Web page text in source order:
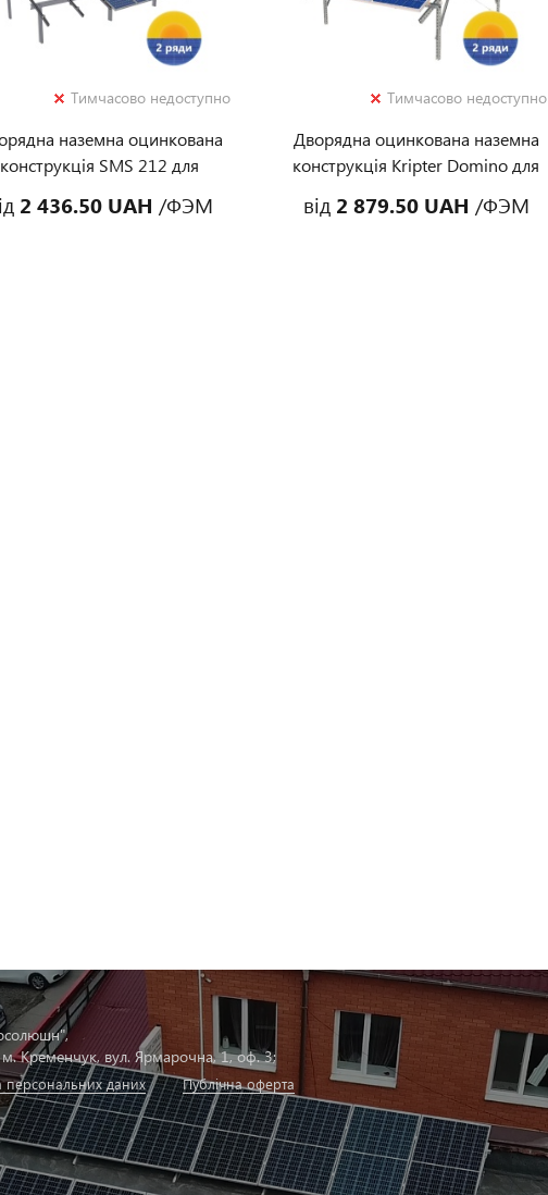
Тимчасово недоступно
наземна оцинкована
конструкція SMS 212 для
2 436.50 UAH /ФЭМ
Тимчасово недоступно
Дворядна оцинкована наземна
конструкція Kripter Domino для
від 2 879.50 UAH /ФЭМ
м. Кременчук, вул. Ярмарочна, 1, оф. 3;
даних Публічна оферта